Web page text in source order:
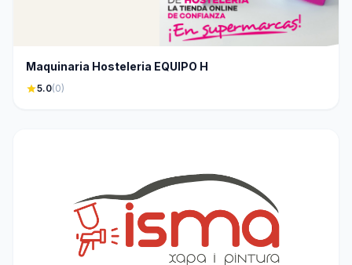
Maquinaria Hosteleria EQUIPO H
star5.0(0)